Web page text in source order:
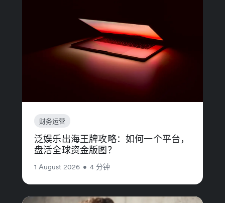
财务运营
泛娱乐出海王牌攻略：如何一个平台，
盘活全球资金版图？
1 August 2026 • 4 分钟